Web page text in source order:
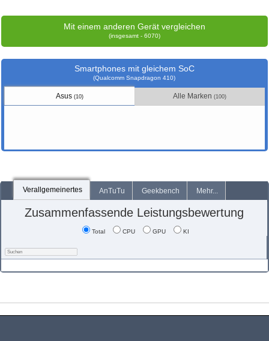
Mit einem anderen Gerät vergleichen
(insgesamt - 6070)
Smartphones mit gleichem SoC
(Qualcomm Snapdragon 410)
Asus (10) Alle Marken(100)
Verallgemeinertes AnTuTu Geekbench Mehr...
Zusammenfassende Leistungsbewertung
Total CPU GPU KI